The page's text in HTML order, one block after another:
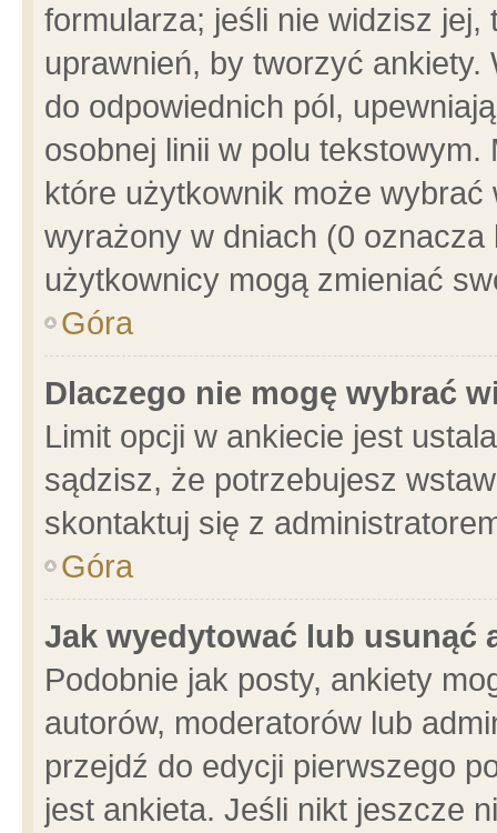
formularza; jeśli nie widzisz
uprawnień, by tworzyć ankiety.
do odpowiednich pól,
osobnej linii w polu
które użytkownik może
wyrażony w dniach (0
użytkownicy mogą zmieniać
Góra
Dlaczego nie mogę wybrać
Limit opcji w ankiecie jest
sądzisz, że potrzebujesz
skontaktuj się z
Góra
Jak wyedytować lub usunąć
Podobnie jak posty, ankiety
autorów, moderatorów lub
przejdź do edycji pierwszego
jest ankieta. Jeśli nikt jeszcze